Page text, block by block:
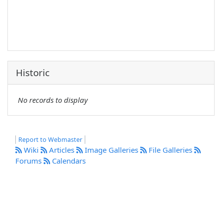
Historic
No records to display
Report to Webmaster
Wiki Articles Image Galleries
File Galleries
Forums
Calendars